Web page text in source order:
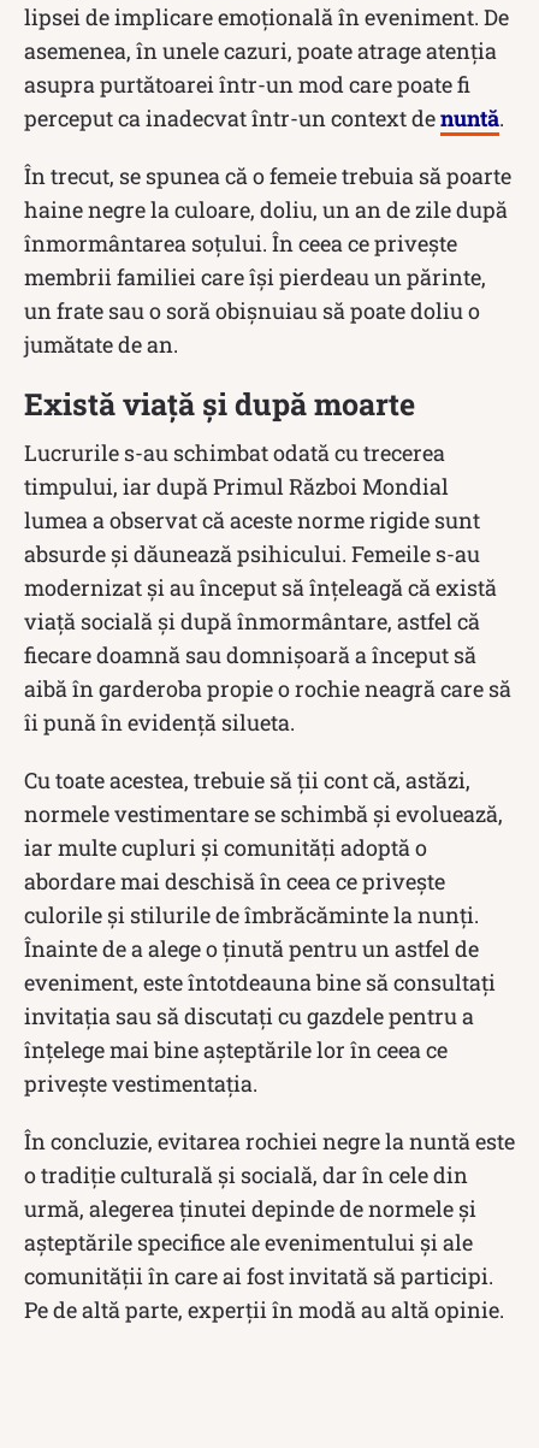
lipsei de implicare emoțională în eveniment. De
asemenea, în unele cazuri, poate atrage atenția
asupra purtătoarei într-un mod care poate fi
perceput ca inadecvat într-un context denuntă.
În trecut, se spunea că o femeie trebuia să poarte
haine negre la culoare, doliu, un an de zile după
înmormântarea soțului. În ceea ce privește
membrii familiei care își pierdeau un părinte,
un frate sau o soră obișnuiau să poate doliu o
jumătate de an.
Există viață și după moarte
Lucrurile s-au schimbat odată cu trecerea
timpului, iar după Primul Război Mondial
lumea a observat că aceste norme rigide sunt
absurde și dăunează psihicului. Femeile s-au
modernizat și au început să înțeleagă că există
viață socială și după înmormântare, astfel că
fiecare doamnă sau domnișoară a început să
aibă în garderoba propie o rochie neagră care să
îi pună în evidență silueta.
Cu toate acestea, trebuie să ții cont că, astăzi,
normele vestimentare se schimbă și evoluează,
iar multe cupluri și comunități adoptă o
abordare mai deschisă în ceea ce privește
culorile și stilurile de îmbrăcăminte la nunți.
Înainte de a alege o ținută pentru un astfel de
eveniment, este întotdeauna bine să consultați
invitația sau să discutați cu gazdele pentru a
înțelege mai bine așteptările lor în ceea ce
privește vestimentația.
În concluzie, evitarea rochiei negre la nuntă este
o tradiție culturală și socială, dar în cele din
urmă, alegerea ținutei depinde de normele și
așteptările specifice ale evenimentului și ale
comunității în care ai fost invitată să participi.
Pe de altă parte, experții în modă au altă opinie.